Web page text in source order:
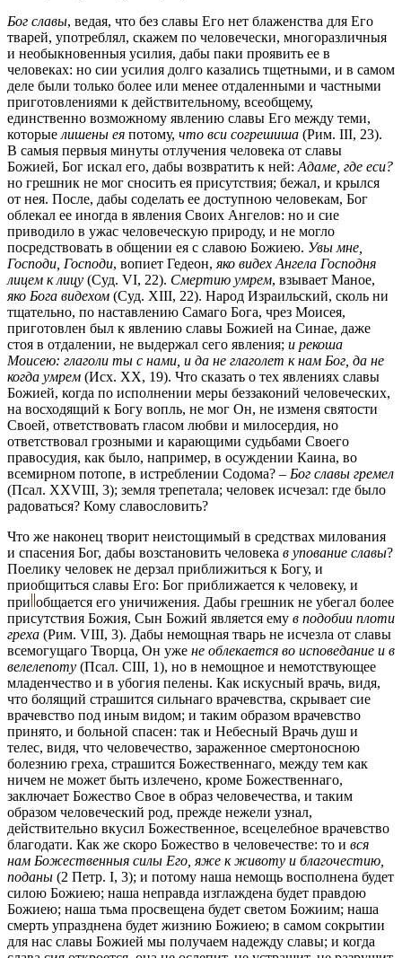
Бог славы, ведая, что без славы Его нет блаженства для Его
тварей, употреблял, скажем по человечески, многоразличныя
и необыкновенныя усилия, дабы паки проявить ее в
человеках: но сии усилия долго казались тщетными, и в самом
деле были только более или менее отдаленными и частными
приготовлениями к действительному, всеобщему,
единственно возможному явлению славы Его между теми,
которыелишены ея потому, что вси согрешиша (Рим. III, 23).
В самыя первыя минуты отлучения человека от славы
Божией, Бог искал его, дабы возвратить к ней:Адаме, где еси?
но грешник не мог сносить ея присутствия; бежал, и крылся
от нея. После, дабы соделать ее доступною человекам, Бог
облекал ее иногда в явления Своих Ангелов: но и сие
приводило в ужас человеческую природу, и не могло
посредствовать в общении ея с славою Божиею. Увы мне,
Господи, Господи, вопиет Гедеон,яко видех Ангела Господня
лицем к лицу (Суд. VI, 22). Смертию умрем, взывает Маное,
яко Бога видехом (Суд. XIII, 22). Народ Израильский, сколь ни
тщательно, по наставлению Самаго Бога, чрез Моисея,
приготовлен был к явлению славы Божией на Синае, даже
стоя в отдалении, не выдержал сего явления; и рекоша
Моисею: глаголи ты с нами, и да не глаголет к нам Бог, да не
когда умрем (Исх. XX, 19). Что сказать о тех явлениях славы
Божией, когда по исполнении меры беззаконий человеческих,
на восходящий к Богу вопль, не мог Он, не изменя святости
Своей, ответствовать гласом любви и милосердия, но
ответствовал грозными и карающими судьбами Своего
правосудия, как было, например, в осуждении Каина, во
всемирном потопе, в истреблении Содома? – Бог славы гремел
(Псал. XXVIII, 3); земля трепетала; человек исчезал: где было
радоваться? Кому славословить?
Что же наконец творит неистощимый в средствах милования
и спасения Бог, дабы возстановить человека в упование славы?
Поелику человек не дерзал приближиться к Богу, и
приобщиться славы Его: Бог приближается к человеку, и
при общается его уничижения. Дабы грешник не убегал более
присутствия Божия, Сын Божий является ему в подобии плоти
греха (Рим. VIII, 3). Дабы немощная тварь не исчезла от славы
всемогущаго Творца, Он уже не облекается во исповедание и в
велелепоту (Псал. CIII, 1), но в немощное и немотствующее
младенчество и в убогия пелены. Как искусный врачь, видя,
что болящий страшится сильнаго врачевства, скрывает сие
врачевство под иным видом; и таким образом врачевство
принято, и больной спасен: так и Небесный Врачь душ и
телес, видя, что человечество, зараженное смертоносною
болезнию греха, страшится Божественнаго, между тем как
ничем не может быть излечено, кроме Божественнаго,
заключает Божество Свое в образ человечества, и таким
образом человеческий род, прежде нежели узнал,
действительно вкусил Божественное, всецелебное врачевство
благодати. Как же скоро Божество в человечестве: то и вся
нам Божественныя силы Его, яже к животу и благочестию,
поданы (2 Петр. I, 3); и потому наша немощь восполнена будет
силою Божиею; наша неправда изглаждена будет правдою
Божиею; наша тьма просвещена будет светом Божиим; наша
смерть упразднена будет жизнию Божиею; в самом сокрытии
для нас славы Божией мы получаем надежду славы; и когда